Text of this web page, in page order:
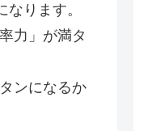
ります。
力」が満タ
ンになるか